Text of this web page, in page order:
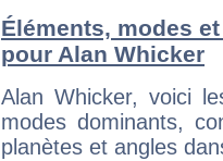
Éléments, modes
pour Alan Whicker
Alan Whicker, voici
modes dominants,
planètes et angles